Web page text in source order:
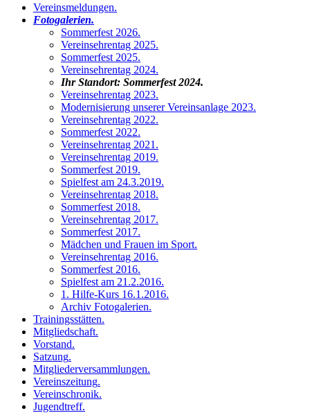
Vereinsmeldungen.
Fotogalerien.
Sommerfest 2026.
Vereinsehrentag 2025.
Sommerfest 2025.
Vereinsehrentag 2024.
Ihr Standort: Sommerfest 2024.
Vereinsehrentag 2023.
Modernisierung unserer Vereinsanlage 2023.
Vereinsehrentag 2022.
Sommerfest 2022.
Vereinsehrentag 2021 .
Vereinsehrentag 2019.
Sommerfest 2019.
Spielfest am 24.3.2019.
Vereinsehrentag 2018.
Sommerfest 2018.
Vereinsehrentag 2017.
Sommerfest 2017.
Mädchen und Frauen im Sport.
Vereinsehrentag 2016.
Sommerfest 2016.
Spielfest am 21.2.2016.
1. Hilfe-Kurs 16.1.2016.
Archiv Fotogalerien.
Trainingsstätten.
Mitgliedschaft.
Vorstand.
Satzung.
Mitgliederversammlungen.
Vereinszeitung.
Vereinschronik.
Jugendtreff.